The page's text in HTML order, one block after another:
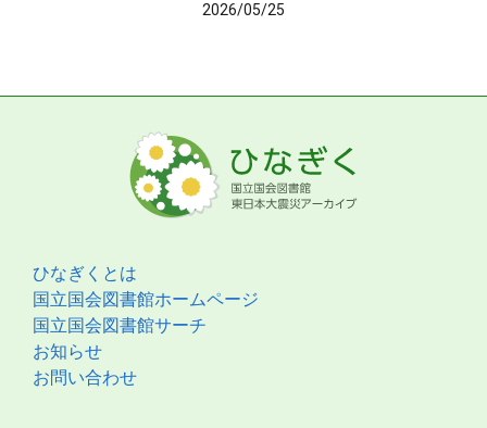
2026/05/25
ひなぎくとは
国立国会図書館ホームページ
国立国会図書館サーチ
お知らせ
お問い合わせ